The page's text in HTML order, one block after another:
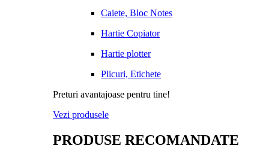
Caiete, Bloc Notes
Hartie Copiator
Hartie plotter
Plicuri, Etichete
Preturi avantajoase pentru tine!
Vezi produsele
PRODUSE RECOMANDATE